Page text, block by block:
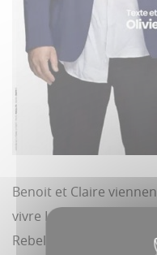
Benoit et Claire
vivre Leur nouvelle
Rebelles et libres, ils